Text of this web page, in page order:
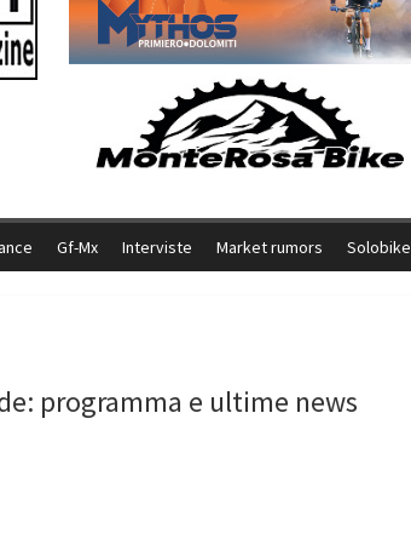
il Team Relay firma il secondo argento azzurro a
Gf-Mx Interviste Market rumors
programma e ultime news